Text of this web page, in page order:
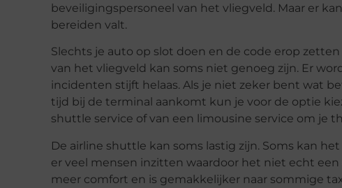
beveiligingspersoneel van het vliegveld. Maar er
bereiden valt.
Slechts je auto op slot doen en de code erop
van het vliegveld kan soms niet genoeg zijn. Er
incidenten stijft helaas. Als je niet zeker bent wat
tijd bij de terminal aankomt kun je voor de optie
shuttle service of van een limousine service om je
De airline shuttle kan soms lastig zijn. Soms kan
er veel mensen inzitten waardoor het niet echt
meer comfort en is gemakkelijker naar sommige